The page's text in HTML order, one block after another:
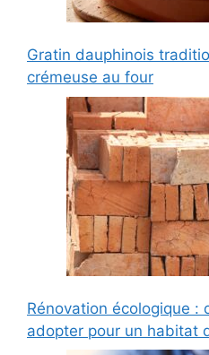
Gratin dauphinois
crémeuse au four
Rénovation écologique :
adopter pour un habitat